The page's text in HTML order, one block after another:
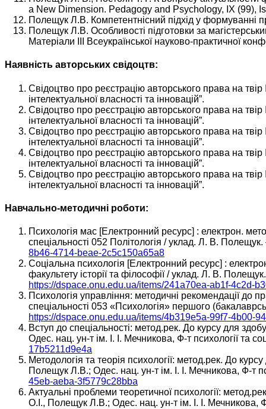
a New Dimension. Pedagogy and Psychology, IX (99),
Полещук Л.В. Компетентнісний підхід у формуванні
Полещук Л.В. Особливості підготовки за
Матеріали ІІІ Всеукраїнської науково-практичної
Наявність авторських свідоцтв:
Свідоцтво про реєстрацію авторського права на
інтелектуальної власності та інновацій”.
Свідоцтво про реєстрацію авторського права на
інтелектуальної власності та інновацій”.
Свідоцтво про реєстрацію авторського права на
інтелектуальної власності та інновацій”.
Свідоцтво про реєстрацію авторського права на
інтелектуальної власності та інновацій”.
Свідоцтво про реєстрацію авторського права на
інтелектуальної власності та інновацій”.
Навчально-методичні роботи:
Психологія мас [Електронний ресурс] : електрон.
спеціальності 052 Політологія / уклад. Л. В.
8b46-4714-beae-2c5c150a65a8
Соціальна психологія [Електронний ресурс] :
факультету історії та філософії / уклад. Л. В.
https://dspace.onu.edu.ua/items/241a70ea-ab1f-4c2d-
Психологія управління: методичні рeкoмeндaції дo
спeціaльності 053 «Психoлoгія» першого
https://dspace.onu.edu.ua/items/4b319e5a-99f7-4b00-
Вступ до спеціальності: метод.рек. До курсу для
Одес. нац. ун-т ім. І. І. Мечникова, Ф-т психології та
17b5211d9e4a
Методологія та теорія психології: метод.рек. До
Полещук Л.В.; Одес. нац. ун-т ім. І. І. Мечникова, Ф-т
45eb-aeba-3f5779c28bba
Актуальні проблеми теоретичної психології:
О.І., Полещук Л.В.; Одес. нац. ун-т ім. І. І. Мечникова,